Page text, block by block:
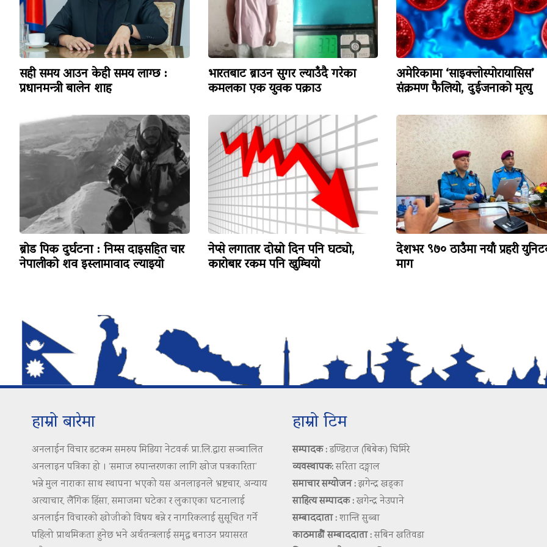
सही समय आउन केही समय लाग्छ :
प्रधानमन्त्री बालेन शाह
भारतबाट ब्राउन सुगर ल्याउँदै गरेका
कमलका एक युवक पक्राउ
अमेरिकामा ‘साइक्लोस्पोरायासिस’
संक्रमण फैलियो, दुईजनाको मृत्यु
ब्रोड पिक दुर्घटना : निम्स दाइसहित चार
नेपालीको शव इस्लामावाद ल्याइयो
नेप्से लगातार दोस्रो दिन पनि घट्यो,
कारोबार रकम पनि खुम्चियो
देशभर ९७० ठाउँमा नयाँ प्रहरी
माग
हाम्रो बारेमा
अनलाईन विचार डटकम समरुप मिडिया नेटवर्क प्रा.लि.द्वारा सञ्चालित
अनलाइन पत्रिका हो । ‘समाज रुपान्तरणका लागि खोज पत्रकारिता’
भन्ने मुल नाराका साथ स्थापना भएको यस अनलाइनले भ्रष्टचार, अन्याय
अत्याचार, लैंगिक हिंसा, समाजमा घटेका र लुकाएका घटनालाई
अनलाईन विचारको खोजीको विषय बन्ने र नागरिकलाई सुसूचित गर्ने
पहिलो प्राथमिकता हुनेछ भने अर्थतन्त्रलाई समृद्ध बनाउन प्रयासरत
हाम्रो टिम
सम्पादक :डण्डिराज (बिबेक) घिमिरे
व्यवस्थापक:सरिता दङ्गाल
समाचार सम्योजन :झगेन्द्र खड्का
साहित्य सम्पादक :खगेन्द्र नेउपाने
सम्बाददाता :शान्ति सुब्बा
काठमाडौं सम्बाददाता :सबिन खतिवडा